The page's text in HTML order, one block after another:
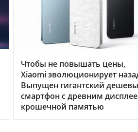
Чтобы не повышать цены,
Xiaomi эволюционирует
Выпущен гигантский
смартфон с древним
крошечной памятью